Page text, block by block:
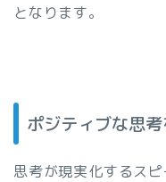
となります。
ポジティブな思
思考が現実化するス